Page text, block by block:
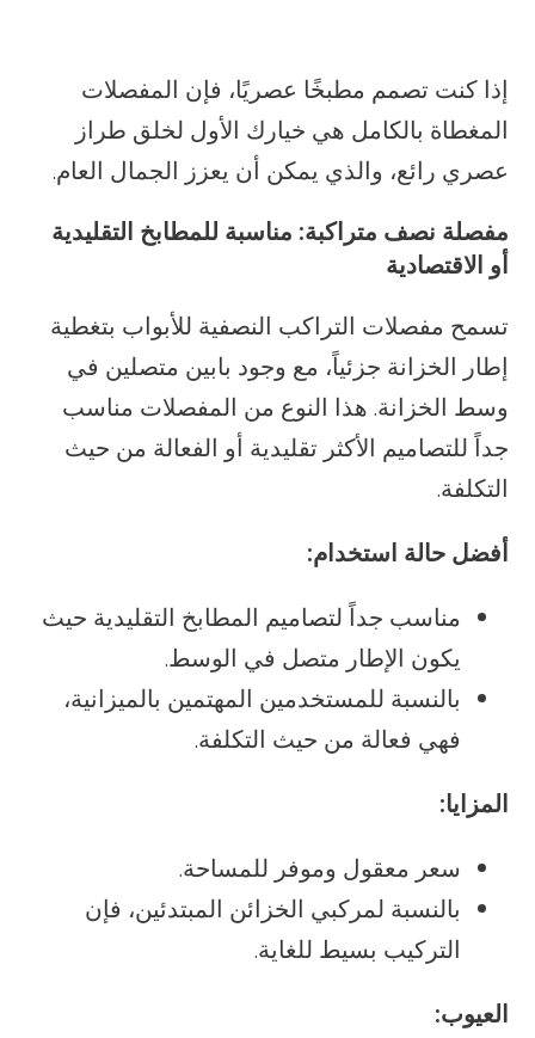
إذا كنت تصمم مطبخًا عصريًا، فإن المفصلات
المغطاة بالكامل هي خيارك الأول لخلق طراز
عصري رائع، والذي يمكن أن يعزز الجمال العام.
مفصلة نصف متراكبة: مناسبة للمطابخ التقليدية
أو الاقتصادية
تسمح مفصلات التراكب النصفية للأبواب بتغطية
إطار الخزانة جزئياً، مع وجود بابين متصلين في
وسط الخزانة. هذا النوع من المفصلات مناسب
جداً للتصاميم الأكثر تقليدية أو الفعالة من حيث
التكلفة.
أفضل حالة استخدام:
مناسب جداً لتصاميم المطابخ التقليدية حيث
يكون الإطار متصل في الوسط.
بالنسبة للمستخدمين المهتمين بالميزانية،
فهي فعالة من حيث التكلفة.
المزايا:
سعر معقول وموفر للمساحة.
بالنسبة لمركبي الخزائن المبتدئين، فإن
التركيب بسيط للغاية.
العيوب: